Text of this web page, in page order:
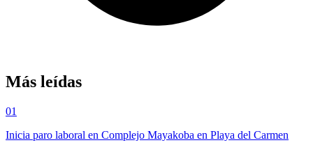
Más leídas
01
Inicia paro laboral en Complejo Mayakoba en Playa del Carmen